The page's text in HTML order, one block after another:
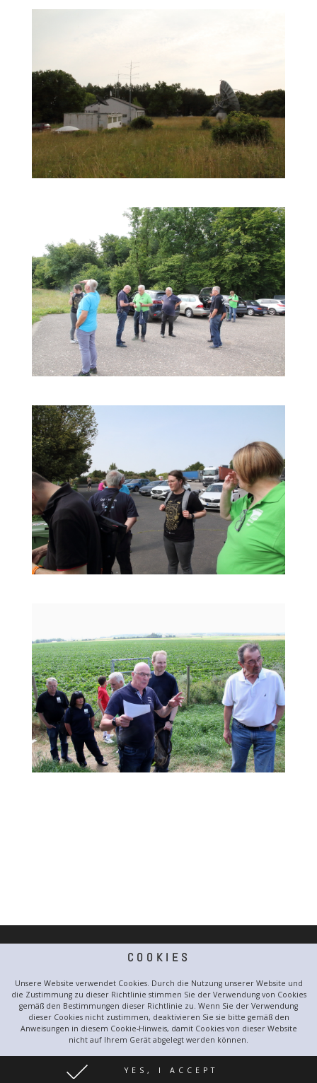
COOKIES
Unsere Website verwendet Cookies. Durch die Nutzung unserer Website und
die Zustimmung zu dieser Richtlinie stimmen Sie der Verwendung von Cookies
gemäß den Bestimmungen dieser Richtlinie zu. Wenn Sie der Verwendung
dieser Cookies nicht zustimmen, deaktivieren Sie sie bitte gemäß den
Anweisungen in diesem Cookie-Hinweis, damit Cookies von dieser Website
nicht auf Ihrem Gerät abgelegt werden können.
YES, I ACCEPT
Impressum
Datenschutzerklärung